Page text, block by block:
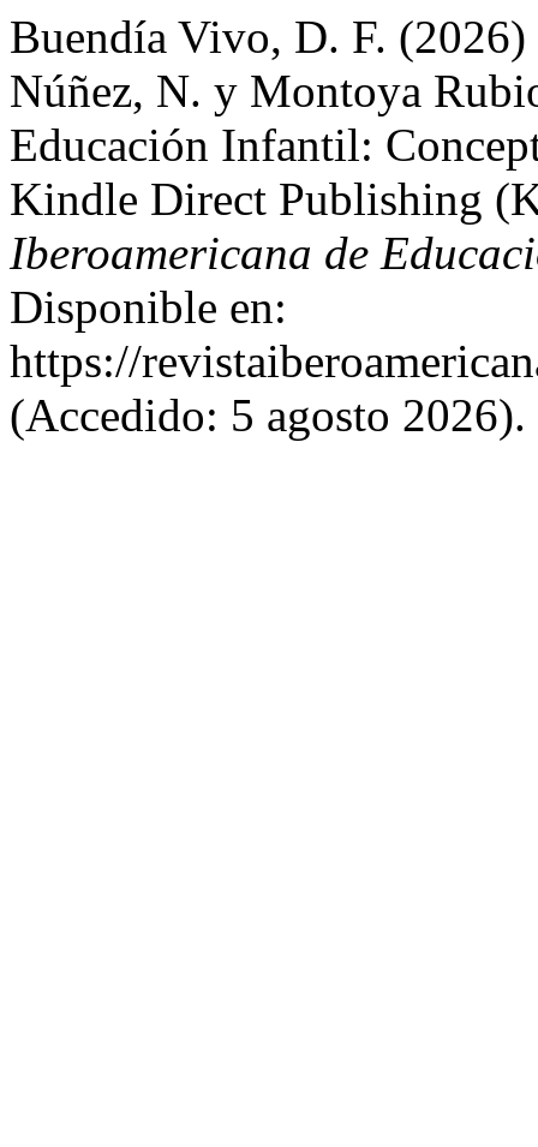
Buendía Vivo, D. F.
Núñez, N. y Montoya
Educación Infantil:
Kindle Direct Publishing
Iberoamericana de
Disponible en:
https://
(Accedido: 5 agosto 2026).